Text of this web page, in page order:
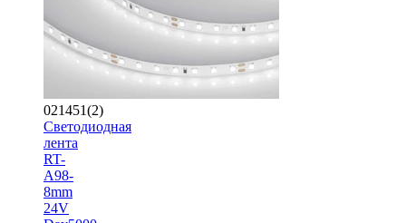
021451(2)
Светодиодная
лента
RT-
A98-
8mm
24V